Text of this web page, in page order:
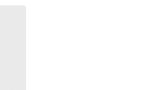
所有，而接受全部资产与
以自身名义继续运行。公
由收购另一公司的股票或
公司的控制权或管理权。
动中会涉及到诸多专业问
统需要调节时，上水库的
推动水轮机发电，势能重
。这一过程通过可逆运行
机功能）实现，形成“抽